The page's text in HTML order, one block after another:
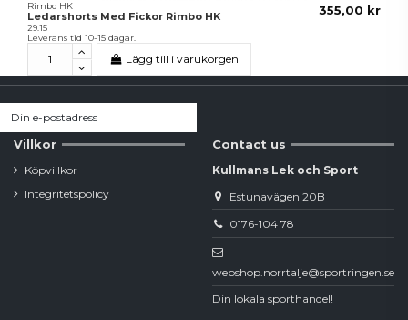
Rimbo HK
Ledarshorts Med Fickor Rimbo HK
29.15
355,00 kr
Leverans tid 10-15 dagar.
Lägg till i varukorgen
Villkor
Köpvillkor
Integritetspolicy
Contact us
Kullmans Lek och Sport
Estunavägen 20B
0176-104 78
webshop.norrtalje@sportringen.se
Din lokala sporthandel!